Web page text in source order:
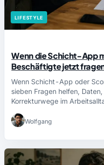
LIFESTYLE
Wenn die Schicht-App
Beschäftigte jetzt
Wenn Schicht-App oder
sieben Fragen helfen,
Korrekturwege im
Wolfgang